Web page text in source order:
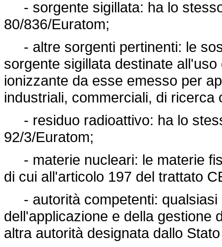
- sorgente sigillata: ha lo
80/836/Euratom;
- altre sorgenti pertinenti: le
sorgente sigillata destinate
ionizzante da esse emesso per
industriali, commerciali, di ricerca
- residuo radioattivo: ha lo
92/3/Euratom;
- materie nucleari: le materie
di cui all'articolo 197 del trattato
- autorità competenti: qualsiasi
dell'applicazione e della gestione
altra autorità designata dallo